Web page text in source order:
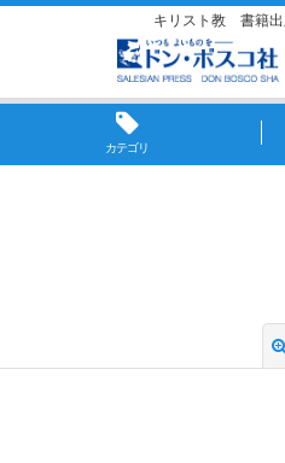
キリスト教 書籍出
カテゴリ